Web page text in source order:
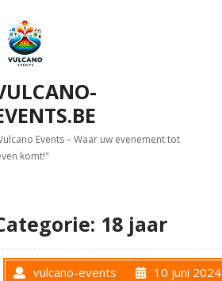
Events – Waar uw evenement tot
komt!"
18 jaar
vulcano-events 10 juni 2024